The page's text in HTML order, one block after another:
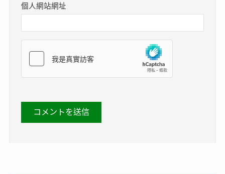
個人網站網址